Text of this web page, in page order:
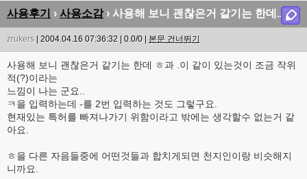
사용후기 › 사용소감› 사용해 보니 괜찮은거 같기는 한데..
zrukers | 2004.04.16 07:36:32 | 0.0/0 | 본문 건너뛰기
사용해 보니 괜찮은거 같기는 한데 ㅎ과 .이 같이 있는것이 조금 작위
적(?)이라는
느낌이 나는 군요..
ㅋ을 입력하는데 -를 2번 입력하는 것도 그렇구요.
현재있는 특허를 빠져나가기 위함이라고 밖에는 생각할수 없는거 같
아요.
ㅎ을 다른 자음들중에 어떤것들과 합치게되면 천지인이랑 비슷해지
니까요.